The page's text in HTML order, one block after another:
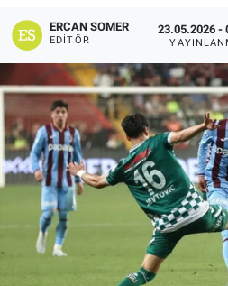
ERCAN SOMER
EDITÖR
23.05.2026 -